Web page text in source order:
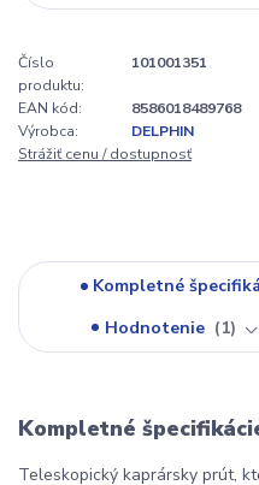
Číslo
produktu:
101001351
EAN kód:
8586018489768
Výrobca:
DELPHIN
Strážiť cenu / dostupnosť
Kompletné
Hodnotenie
1
Kompletné
Teleskopický kaprársky prút,